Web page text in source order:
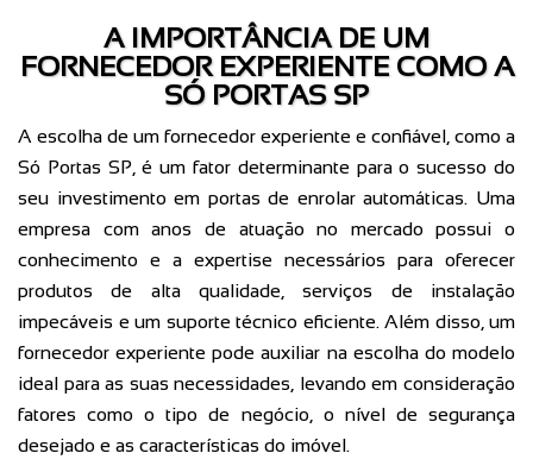
A IMPORTÂNCIA DE UM
FORNECEDOR EXPERIENTE COMO A
SÓ PORTAS SP
A escolha de um fornecedor experiente e confiável, como a
Só Portas SP, é um fator determinante para o sucesso do
seu investimento em portas de enrolar automáticas. Uma
empresa com anos de atuação no mercado possui o
conhecimento e a expertise necessários para oferecer
produtos de alta qualidade, serviços de instalação
impecáveis e um suporte técnico eficiente. Além disso, um
fornecedor experiente pode auxiliar na escolha do modelo
ideal para as suas necessidades, levando em consideração
fatores como o tipo de negócio, o nível de segurança
desejado e as características do imóvel.